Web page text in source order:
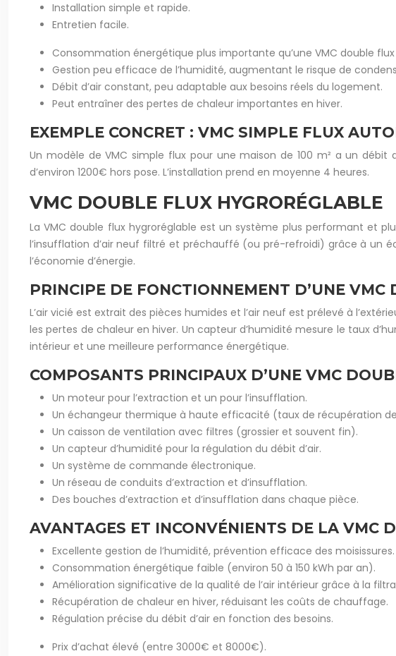
Installation simple et rapide.
Entretien facile.
Consommation énergétique plus importante qu’une VMC double
Gestion peu efficace de l’humidité, augmentant le risque de
Débit d’air constant, peu adaptable aux besoins réels du logement.
Peut entraîner des pertes de chaleur importantes en hiver.
EXEMPLE CONCRET : VMC SIMPLE FLUX
Un modèle de VMC simple flux pour une maison de 100 m² a un
d’environ 1200€ hors pose. L’installation prend en moyenne 4 heures.
VMC DOUBLE FLUX HYGRORÉGLABLE
La VMC double flux hygroréglable est un système plus performant et
l’insufflation d’air neuf filtré et préchauffé (ou pré-refroidi) grâce à un
l’économie d’énergie.
PRINCIPE DE FONCTIONNEMENT D’UNE VMC
L’air vicié est extrait des pièces humides et l’air neuf est prélevé à
les pertes de chaleur en hiver. Un capteur d’humidité mesure le taux
intérieur et une meilleure performance énergétique.
COMPOSANTS PRINCIPAUX D’UNE VMC
Un moteur pour l’extraction et un pour l’insufflation.
Un échangeur thermique à haute efficacité (taux de récupération
Un caisson de ventilation avec filtres (grossier et souvent fin).
Un capteur d’humidité pour la régulation du débit d’air.
Un système de commande électronique.
Un réseau de conduits d’extraction et d’insufflation.
Des bouches d’extraction et d’insufflation dans chaque pièce.
AVANTAGES ET INCONVÉNIENTS DE LA VMC
Excellente gestion de l’humidité, prévention efficace des moisissures.
Consommation énergétique faible (environ 50 à 150 kWh par an).
Amélioration significative de la qualité de l’air intérieur grâce à la
Récupération de chaleur en hiver, réduisant les coûts de chauffage.
Régulation précise du débit d’air en fonction des besoins.
Prix d’achat élevé (entre 3000€ et 8000€).